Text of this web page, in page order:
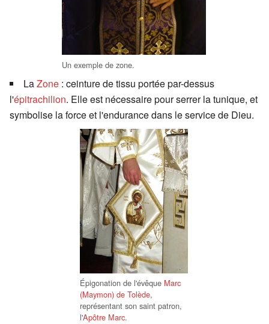
Un exemple de zone.
LaZone : ceinture de tissu portée par-dessus
l'épitrachilion. Elle est nécessaire pour serrer la tunique, et
symbolise la force et l'endurance dans le service de Dieu.
Épigonation de l'évêque Marc
(Maymon) de Tolède,
représentant son saint patron,
l'Apôtre Marc.